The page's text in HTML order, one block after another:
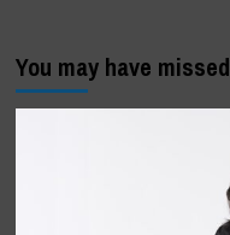
You may have missed